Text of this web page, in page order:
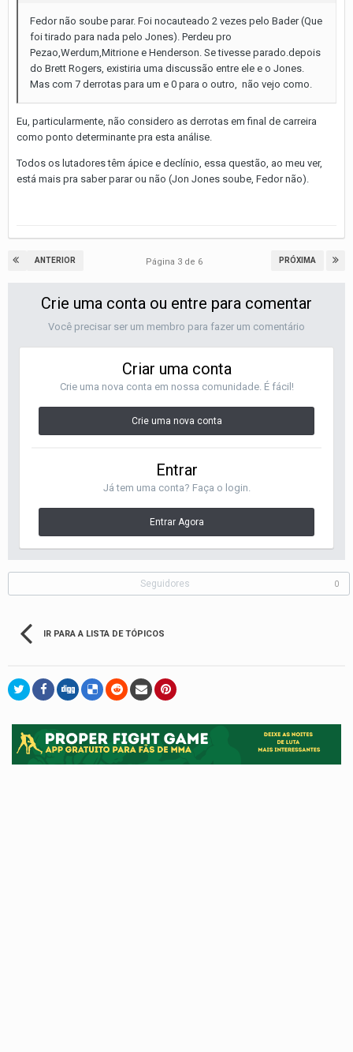
Fedor não soube parar. Foi nocauteado 2 vezes pelo Bader (Que
foi tirado para nada pelo Jones). Perdeu pro
Pezao,Werdum,Mitrione e Henderson. Se tivesse parado.depois
do Brett Rogers, existiria uma discussão entre ele e o Jones.
Mas com 7 derrotas para um e 0 para o outro, não vejo como.
Eu, particularmente, não considero as derrotas em final de carreira
como ponto determinante pra esta análise.
Todos os lutadores têm ápice e declínio, essa questão, ao meu ver,
está mais pra saber parar ou não (Jon Jones soube, Fedor não).
ANTERIOR PRÓXIMA
Página 3 de 6
Crie uma conta ou entre para comentar
Você precisar ser um membro para fazer um comentário
Criar uma conta
Crie uma nova conta em nossa comunidade. É fácil!
Crie uma nova conta
Entrar
Já tem uma conta? Faça o login.
Entrar Agora
Seguidores 0
IR PARA A LISTA DE TÓPICOS